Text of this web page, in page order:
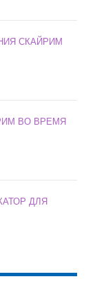
СКАЙРИМ
ВО ВРЕМЯ
ДЛЯ